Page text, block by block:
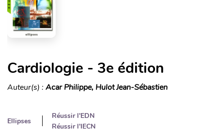
Cardiologie - 3e édition
Auteur(s) : Acar Philippe, Hulot Jean-Sébastien
Ellipses
Réussir l'EDN
Réussir l'IECN